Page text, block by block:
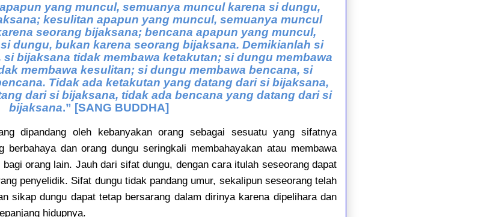
yang muncul, semuanya muncul karena si dungu,
kesulitan apapun yang muncul, semuanya muncul
seorang bijaksana; bencana apapun yang muncul,
dungu, bukan karena seorang bijaksana. Demikianlah si
bijaksana tidak membawa ketakutan; si dungu membawa
membawa kesulitan; si dungu membawa bencana, si
Tidak ada ketakutan yang datang dari si bijaksana,
dari si bijaksana, tidak ada bencana yang datang dari si
bijaksana.” [SANG BUDDHA]
dipandang oleh kebanyakan orang sebagai sesuatu yang sifatnya
berbahaya dan orang dungu seringkali membahayakan atau membawa
orang lain. Jauh dari sifat dungu, dengan cara itulah seseorang dapat
penyelidik. Sifat dungu tidak pandang umur, sekalipun seseorang telah
sikap dungu dapat tetap bersarang dalam dirinya karena dipelihara dan
hidupnya.